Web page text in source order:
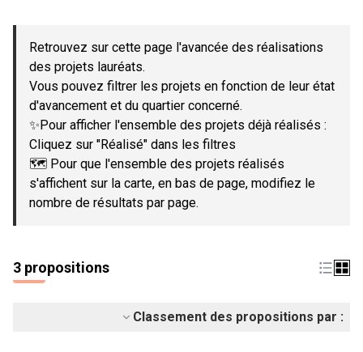
−
Retrouvez sur cette page l'avancée des réalisations
des projets lauréats.
Vous pouvez filtrer les projets en fonction de leur état
d'avancement et du quartier concerné.
✨Pour afficher l'ensemble des projets déjà réalisés :
Cliquez sur "Réalisé" dans les filtres
🗺️ Pour que l'ensemble des projets réalisés
s'affichent sur la carte, en bas de page, modifiez le
nombre de résultats par page.
3 propositions
Classement des propositions par :